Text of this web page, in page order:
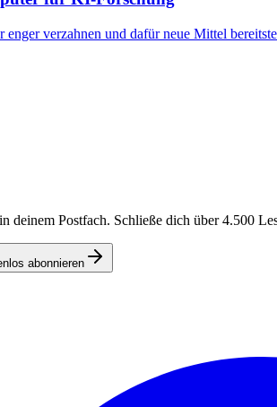
verzahnen und dafür neue Mittel
deinem Postfach. Schließe dich über4.500
abonnieren